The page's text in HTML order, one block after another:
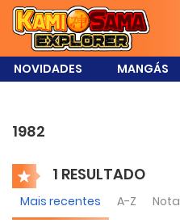
NOVIDADES MANGÁS
1982
1 RESULTADO
Mais recentes A-Z Nota